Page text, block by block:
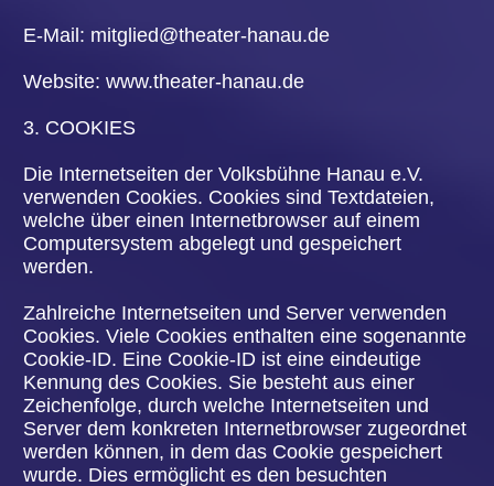
(1) die Inhalte unserer Internetseite korrekt
sowie die Werbung für diese zu optimieren, (3) die
dauerhafte Funktionsfähigkeit unserer
Technik unserer Internetseite zu gewährleisten
sowie (4) um Strafverfolgungsbehörden im Falle
notwendigen Informationen bereitzustellen. Diese
anonym erhobenen Daten und Informationen
werden durch die Volksbühne Hanau e.V. daher
einerseits statistisch und ferner mit dem Ziel
ausgewertet, den Datenschutz und die
Datensicherheit in unserem Unternehmen zu
erhöhen, um letztlich ein optimales Schutzniveau
Daten sicherzustellen. Die anonymen Daten der
Server-Logfiles werden getrennt von allen durch
eine betroffene Person angegebenen
personenbezogenen Daten gespeichert.
5. REGISTRIERUNG AUF UNSERER
INTERNETSEITE
Die betroffene Person hat die Möglichkeit, sich auf
der Internetseite des für die Verarbeitung
Verantwortlichen unter Angabe von